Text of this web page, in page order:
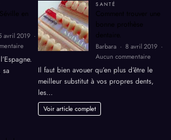
?
en
avril 2019
Séville
Espagne.
sa
SANTÉ
Comment trouver une
bonne prothèse
dentaire.
Barbara
8 avril 2019
Aucun commentaire
une
Il faut bien avouer qu’en plus d’être le
meilleur substitut à vos propres dents,
les…
Voir article complet